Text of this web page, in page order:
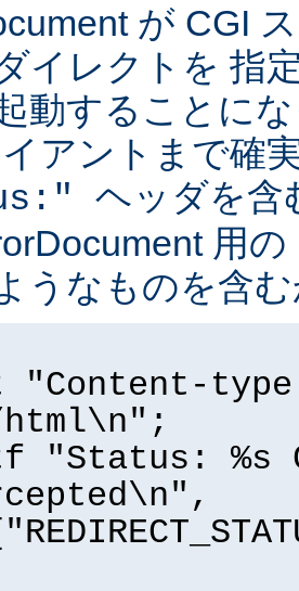
が CGI
イレクトを 指
動することに
アントまで確
ヘッダを含
用
うなものを含
"Content-
"Status: %s